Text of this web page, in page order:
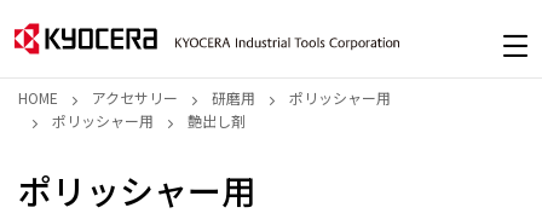
HOME アクセサリー 研磨用
ポリッシャー用
ポリッシャー用
艶出し剤
ポリッシャー用